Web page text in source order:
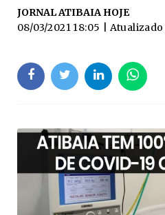
JORNAL ATIBAIA HOJE
08/03/2021 18:05
| Atualizado